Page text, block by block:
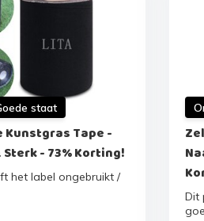
staat
Tape -
- 73% Korting!
het label ongebruikt /
Dit